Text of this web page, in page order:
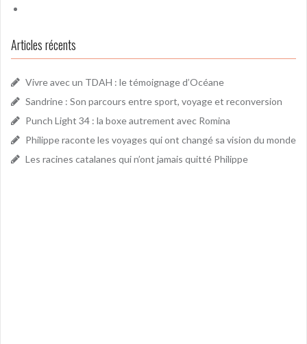
Articles récents
Vivre avec un TDAH : le témoignage d’Océane
Sandrine : Son parcours entre sport, voyage et reconversion
Punch Light 34 : la boxe autrement avec Romina
Philippe raconte les voyages qui ont changé sa vision du monde
Les racines catalanes qui n’ont jamais quitté Philippe